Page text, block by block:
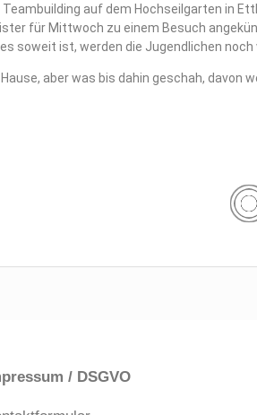
auf dem Hochseilgarten in
für Mittwoch zu einem Besuch
soweit ist, werden die Jugendlichen
aber was bis dahin geschah, davon
/ DSGVO